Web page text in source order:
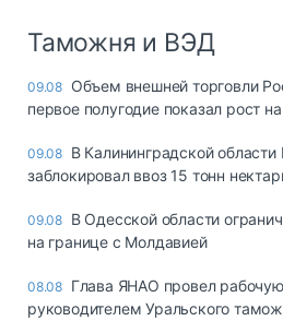
Таможня и ВЭД
09.08 Объем внешней торговли
первое полугодие показал рост
09.08 В Калининградской области
заблокировал ввоз 15 тонн
09.08 В Одесской области
на границе с Молдавией
08.08 Глава ЯНАО провел
руководителем Уральского